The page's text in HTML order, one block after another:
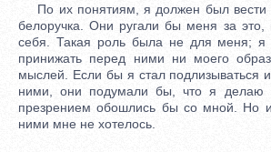
По их понятиям, я должен был вести
белоручка. Они ругали бы меня за
себя. Такая роль была не для меня;
принижать перед ними ни моего
мыслей. Если бы я стал подлизываться
ними, они подумали бы, что я делаю
презрением обошлись бы со мной. Но
ними мне не хотелось.